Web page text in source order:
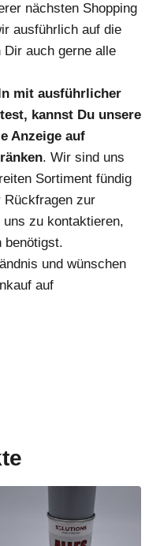
nächsten Shopping
ausführlich auf die
Dir auch gerne alle
mit ausführlicher
kannst Du unsere
Anzeige auf
. Wir sind uns
Sortiment fündig
Rückfragen zur
zu kontaktieren,
benötigst.
und wünschen
auf